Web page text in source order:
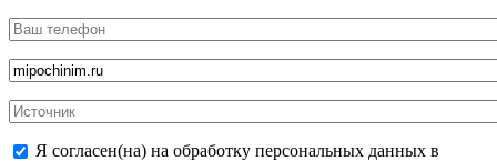
Я согласен(на) на обработку персональных данных в